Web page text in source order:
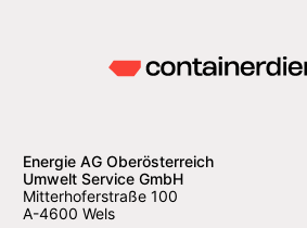
Energie AG Oberösterreich
Umwelt Service GmbH
Mitterhoferstraße 100
A-4600 Wels